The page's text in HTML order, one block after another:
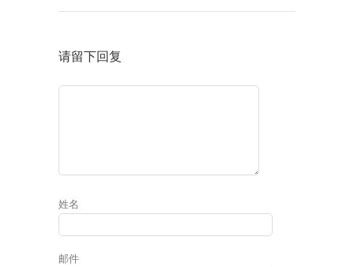
请留下回复
姓名
邮件